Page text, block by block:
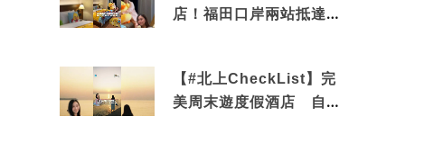
店！福田口岸兩站抵達
【#北上CheckList】完
美周末遊度假酒店 自帶